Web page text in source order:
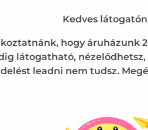
segítségével az
selymes tapintást biztosít a
érezheti magát.
után is megőrzi alakját és
Kedves
hogy áruházunk
látogatható, nézelődhetsz,
leadni nem tudsz.